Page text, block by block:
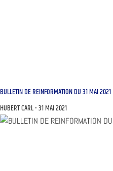
BULLETIN DE REINFORMATION DU 31 MAI 2021
HUBERT CARL 31 MAI 2021